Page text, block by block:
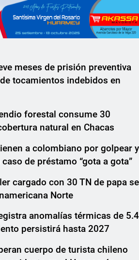
meses de prisión preventiva
tocamientos indebidos en
forestal consume 30
natural en Chacas
a colombiano por golpear y
de préstamo “gota a gota”
cargado con 30 TN de papa se
Norte
anomalías térmicas de 5.4
persistirá hasta 2027
cuerpo de turista chileno